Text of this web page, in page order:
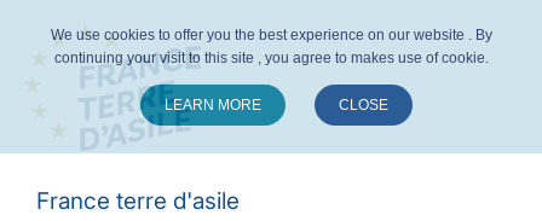
France terre d'asile
We use cookies to offer you the best experience on our website . By
continuing your visit to this site , you agree to makes use of cookie.
LEARN MORE CLOSE